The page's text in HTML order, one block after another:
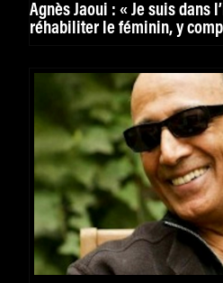
Agnès Jaoui : « Je suis dans
réhabiliter le féminin, y